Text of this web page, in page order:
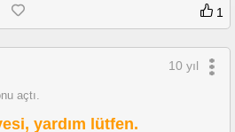
sadece bir kişinin değil gördüğüm
Aslında bu duruma tepki olarak 1$'lık
düşünsenize gümrükten geçmesi
bile en ufak olumsuz durumda
durumdasınız.
1
açtı.
10 yıl
yardım lütfen.